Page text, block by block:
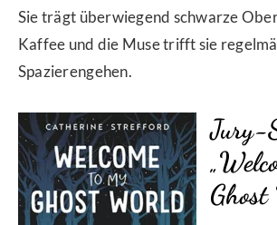
Sie trägt überwiegend schwarze
Kaffee und die Muse trifft sie
Spazierengehen.
Jury-